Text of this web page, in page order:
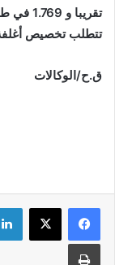
تتطلب تخصيص
ق.ح/الوكالات
طباعة